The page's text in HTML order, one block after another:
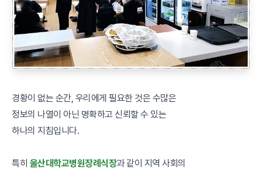
경황이 없는 순간, 우리에게 필요한 것은 수많은
정보의 나열이 아닌 명확하고 신뢰할 수 있는
하나의 지침입니다.
특히 울산대학교병원장례식장과 같이 지역 사회의